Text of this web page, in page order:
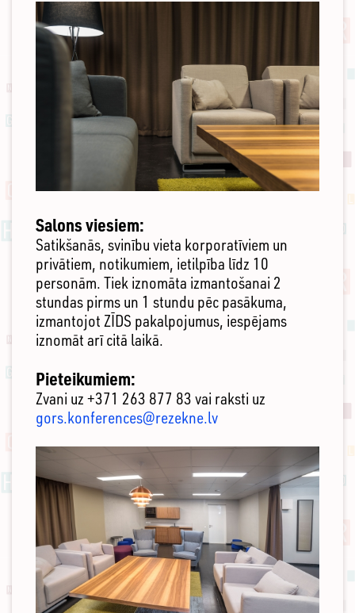
Salons viesiem:
Satikšanās, svinību vieta korporatīviem un
privātiem, notikumiem, ietilpība līdz 10
personām. Tiek iznomāta izmantošanai 2
stundas pirms un 1 stundu pēc pasākuma,
izmantojot ZĪDS pakalpojumus, iespējams
iznomāt arī citā laikā.
Pieteikumiem:
Zvani uz +371 263 877 83 vai raksti uz
gors.konferences@rezekne.lv